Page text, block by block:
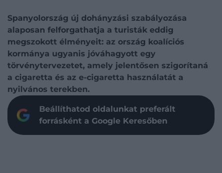
Spanyolország új dohányzási szabályozása
alaposan felforgathatja a turisták eddig
megszokott élményeit: az ország koalíciós
kormánya ugyanis jóváhagyott egy
törvénytervezetet, amely jelentősen szigorítaná
a cigaretta és az e-cigaretta használatát a
nyilvános terekben.
Beállíthatod oldalunkat preferált
forrásként a Google Keresőben